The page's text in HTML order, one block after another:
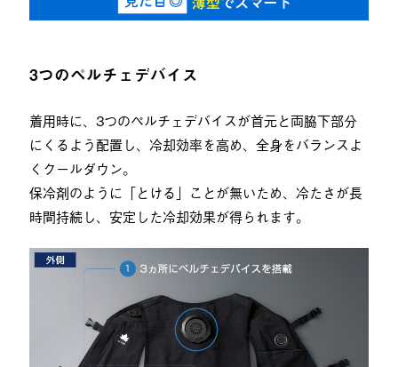
3つのペルチェデバイス
着用時に、3つのペルチェデバイスが首元と両脇下部分
にくるよう配置し、冷却効率を高め、全身をバランスよ
くクールダウン。
保冷剤のように「とける」ことが無いため、冷たさが長
時間持続し、安定した冷却効果が得られます。